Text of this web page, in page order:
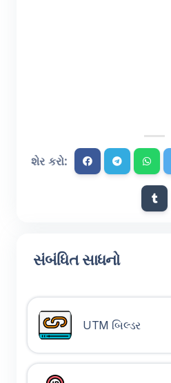
શેર કરો:
સંબંધિત સાધનો
UTM બિલ્ડર